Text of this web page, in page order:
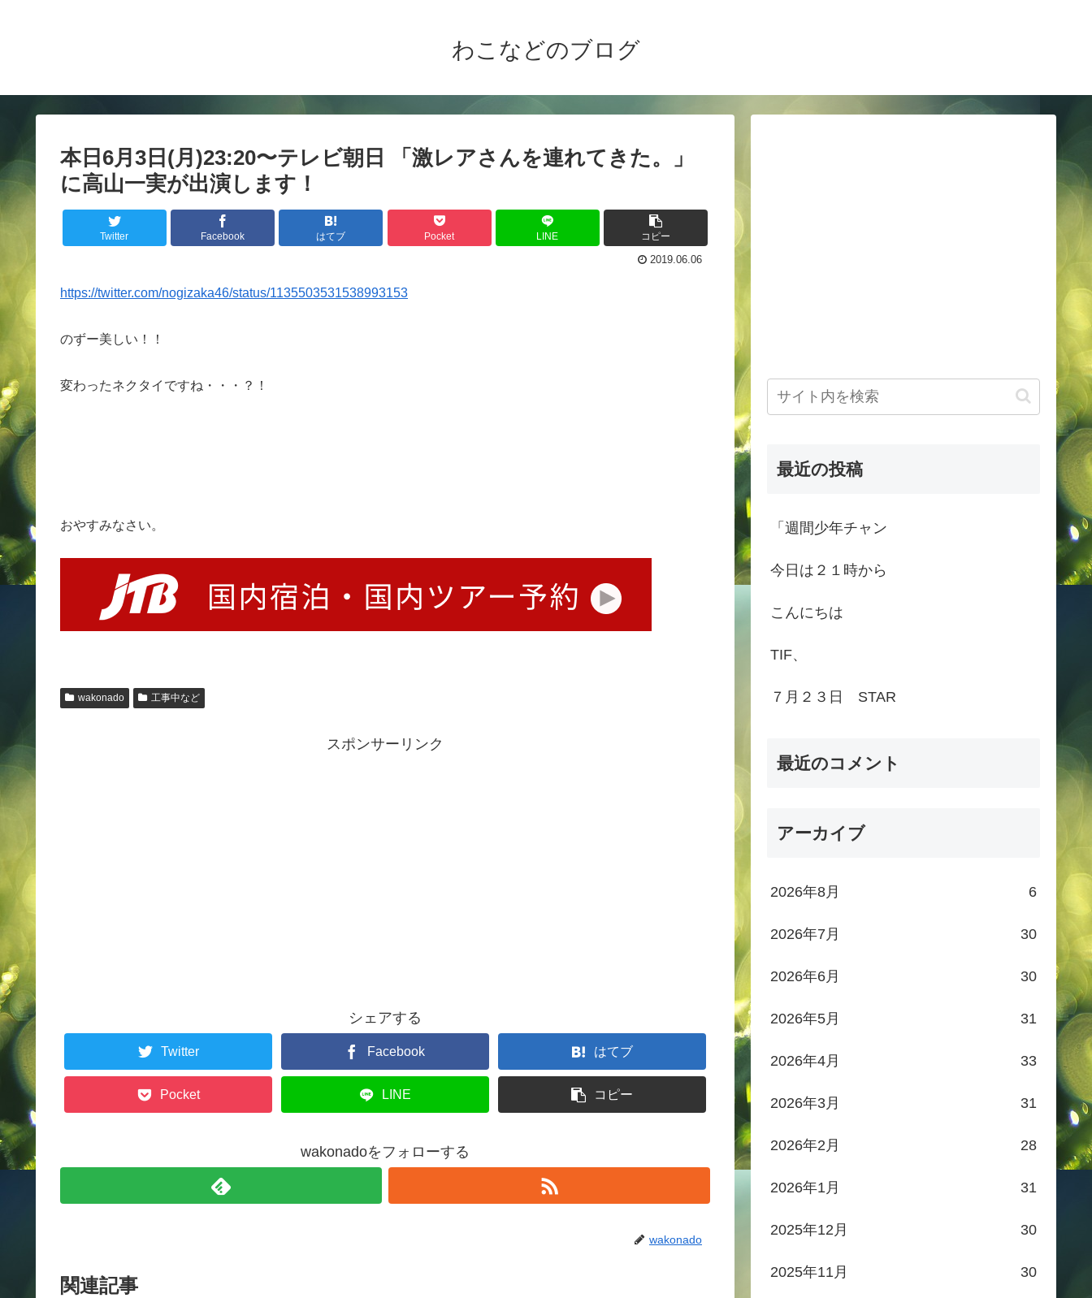
わこなどのブログ
本日6月3日(月)23:20〜テレビ朝日 「激レアさんを連れてきた。」
に高山一実が出演します！
Twitter Facebook はてブ Pocket LINE コピー
2019.06.06
https://twitter.com/nogizaka46/status/1135503531538993153
のずー美しい！！
変わったネクタイですね・・・？！
おやすみなさい。
wakonado 工事中など
スポンサーリンク
シェアする
Twitter Facebook はてブ
Pocket LINE コピー
wakonadoをフォローする
wakonado
関連記事
最近の投稿
「週間少年チャン
今日は２１時から
こんにちは
TIF、
７月２３日 STAR
最近のコメント
アーカイブ
2026年8月 6
2026年7月 30
2026年6月 30
2026年5月 31
2026年4月 33
2026年3月 31
2026年2月 28
2026年1月 31
2025年12月 30
2025年11月 30